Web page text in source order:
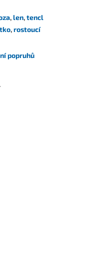
,len,tencl
,rostoucí
popruhů